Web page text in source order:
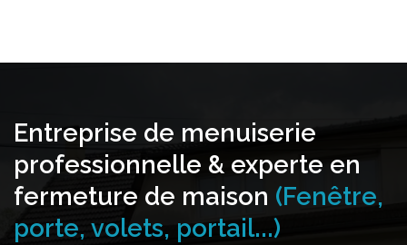
Entreprise de menuiserie
professionnelle & experte en
fermeture de maison (Fenêtre,
porte, volets, portail...)